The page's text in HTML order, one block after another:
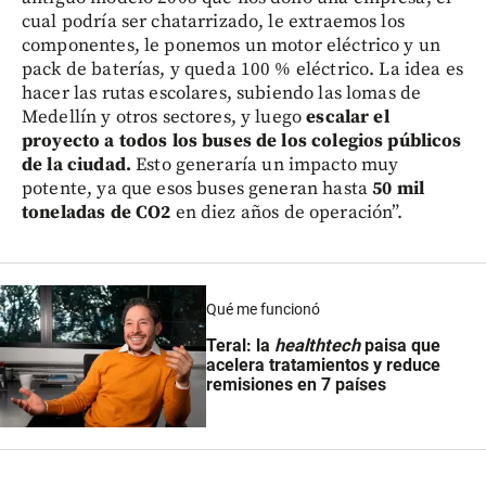
cual podría ser chatarrizado, le extraemos los
componentes, le ponemos un motor eléctrico y un
pack de baterías, y queda 100 % eléctrico. La idea es
hacer las rutas escolares, subiendo las lomas de
Medellín y otros sectores, y luegoescalar el
proyecto a todos los buses de los colegios públicos
de la ciudad.Esto generaría un impacto muy
potente, ya que esos buses generan hasta50 mil
toneladas de CO2 en diez años de operación”.
Qué me funcionó
Teral: la healthtechpaisa que
acelera tratamientos y reduce
remisiones en 7 países